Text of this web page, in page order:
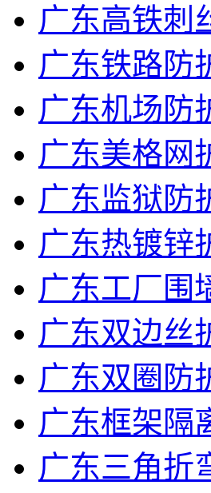
广东高铁刺
广东铁路防
广东机场防
广东美格网
广东监狱防
广东热镀锌
广东工厂围
广东双边丝
广东双圈防
广东框架隔
广东三角折